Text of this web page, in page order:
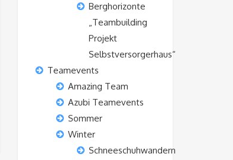
Berghorizonte
„Teambuilding
Projekt
Selbstversorgerhaus“
Teamevents
Amazing Team
Azubi Teamevents
Sommer
Winter
Schneeschuhwandern